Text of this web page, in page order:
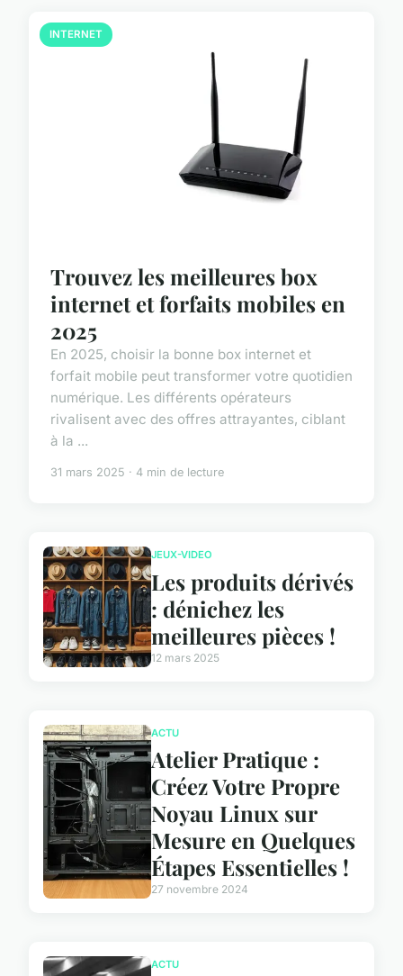
INTERNET
Trouvez les meilleures box
internet et forfaits mobiles en
2025
En 2025, choisir la bonne box internet et
forfait mobile peut transformer votre quotidien
numérique. Les différents opérateurs
rivalisent avec des offres attrayantes, ciblant
à la ...
31 mars 2025 · 4 min de lecture
JEUX-VIDEO
Les produits dérivés
: dénichez les
meilleures pièces !
12 mars 2025
ACTU
Atelier Pratique :
Créez Votre Propre
Noyau Linux sur
Mesure en Quelques
Étapes Essentielles !
27 novembre 2024
ACTU